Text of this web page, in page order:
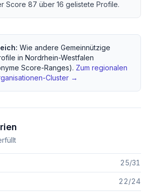
Score 87 über 16 gelistete Profile.
Wie andere Gemeinnützige
in Nordrhein-Westfalen
Score-Ranges). Zum regionalen
-Cluster →
25/31
22/24